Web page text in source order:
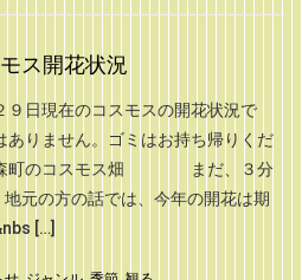
ス開花状況
９日現在のコスモスの開花状況で
ありません。ゴミはお持ち帰りくだ
森町のコスモス畑 まだ、３分
元の方の話では、今年の開花は期
[…]